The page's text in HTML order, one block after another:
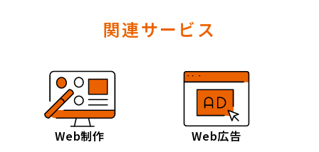
関連サービス
Web制作 Web広告